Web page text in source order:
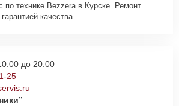
по технике Bezzera в Курске. Ремонт
качества.
до 20:00
25